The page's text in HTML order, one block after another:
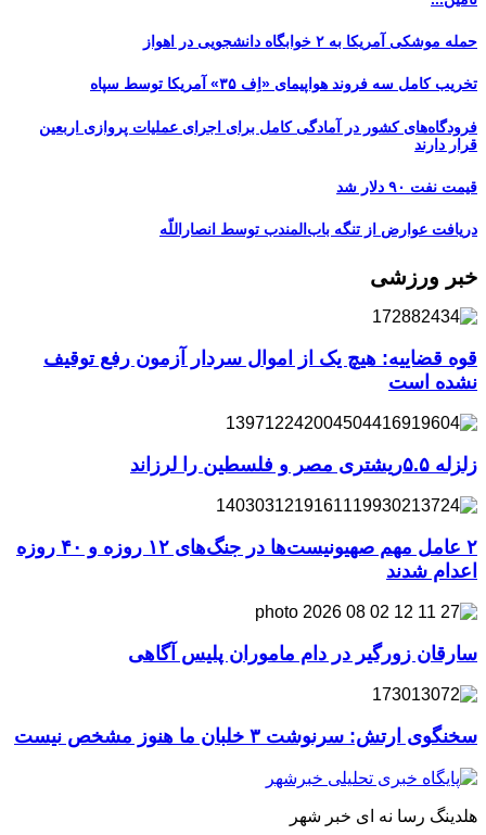
حمله موشکی آمریکا به ۲ خوابگاه دانشجویی در اهواز
تخریب کامل سه فروند هواپیمای «اِف ۳۵» آمریکا توسط سپاه
فرودگاه‌های کشور در آمادگی کامل برای اجرای عملیات پروازی اربعین
قرار دارند
قیمت نفت ۹۰ دلار شد
دریافت عوارض از تنگه باب‌المندب توسط انصاراللّه
خبر ورزشی
قوه قضاییه: هیچ یک از اموال سردار آزمون رفع توقیف
نشده است
زلزله ۵.۵ریشتری مصر و فلسطین را لرزاند
۲ عامل مهم صهیونیست‌ها در جنگ‌های ۱۲ روزه و ۴۰ روزه
اعدام شدند
سارقان زورگیر در دام ماموران پلیس آگاهی
سخنگوی ارتش: سرنوشت ۳ خلبان ما هنوز مشخص نیست
هلدینگ رسا نه ای خبر شهر